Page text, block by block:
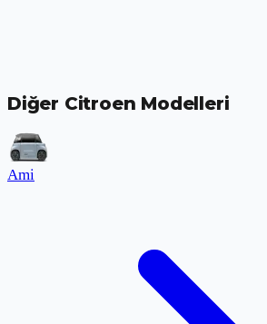
Diğer Citroen Modelleri
Ami